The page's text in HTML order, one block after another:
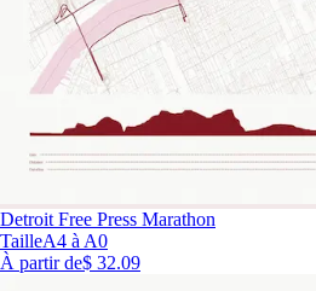
Detroit Free Press Marathon
TailleA4 à A0
À partir de$ 32.09